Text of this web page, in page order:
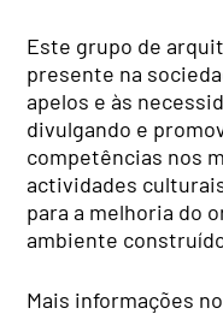
Este grupo de
presente na
apelos e às
divulgando e
competências nos
actividades
para a melhoria do
ambiente
Mais informações